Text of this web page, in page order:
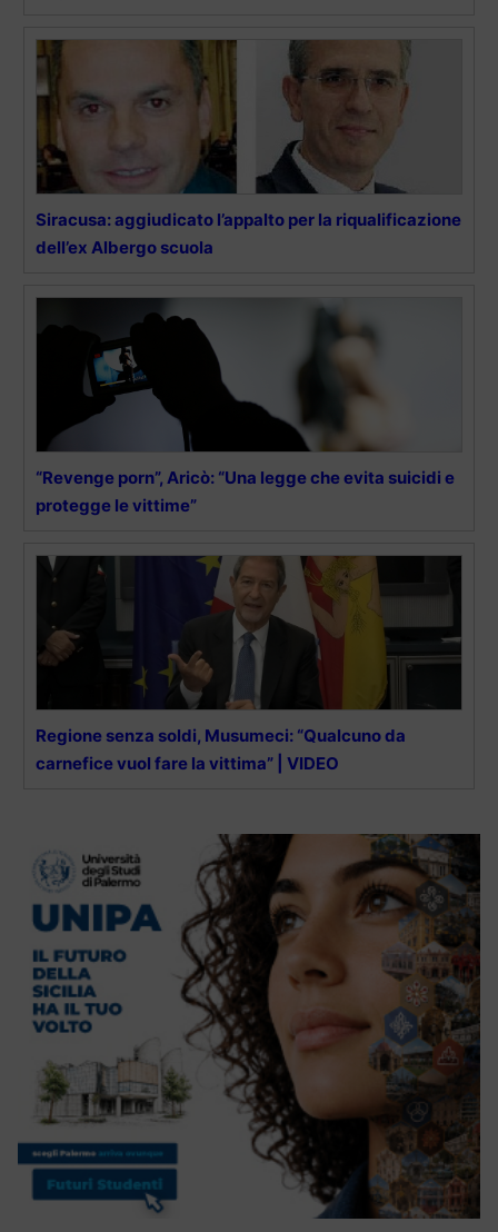
Siracusa: aggiudicato l’appalto per la riqualificazione
dell’ex Albergo scuola
“Revenge porn”, Aricò: “Una legge che evita suicidi e
protegge le vittime”
Regione senza soldi, Musumeci: “Qualcuno da
carnefice vuol fare la vittima” | VIDEO